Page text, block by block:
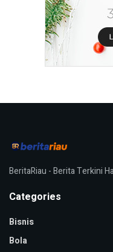
BeritaRiau - Berita Terkini
Categories
Bisnis
Bola